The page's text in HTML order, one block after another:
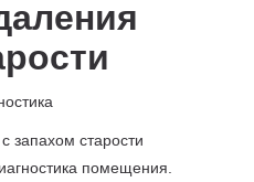
запахом старости
помещения.